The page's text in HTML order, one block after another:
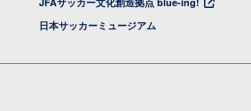
日本サッカーミュージアム